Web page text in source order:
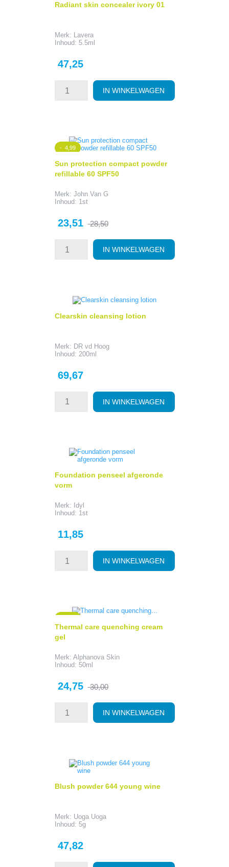
Radiant skin concealer ivory 01
Merk: Lavera
Inhoud: 5.5ml
Prijs
47,25
IN WINKELWAGEN
Sun protection compact powder
refillable 60 SPF50
Merk: John Van G
Inhoud: 1st
Prijs
23,51 Normale
28,50
IN WINKELWAGEN
- 4,99
Clearskin cleansing lotion
Merk: DR vd Hoog
Inhoud: 200ml
Prijs
69,67
IN WINKELWAGEN
Foundation penseel afgeronde
vorm
Merk: Idyl
Inhoud: 1st
Prijs
11,85
IN WINKELWAGEN
Thermal care quenching cream
gel
Merk: Alphanova Skin
Inhoud: 50ml
Prijs
24,75 Normale
30,00
IN WINKELWAGEN
Blush powder 644 young wine
Merk: Uoga Uoga
Inhoud: 5g
Prijs
47,82